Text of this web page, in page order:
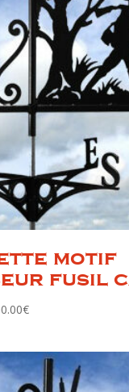
motif
fusil
€Plage
200.00€
à